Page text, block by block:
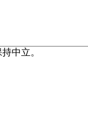
中立。